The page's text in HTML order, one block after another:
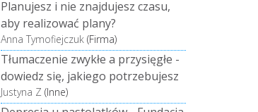
Planujesz i nie znajdujesz czasu,
aby realizować plany?
Anna Tymofiejczuk (Firma)
Tłumaczenie zwykłe a przysięgłe -
dowiedz się, jakiego potrzebujesz
Justyna Z (Inne)